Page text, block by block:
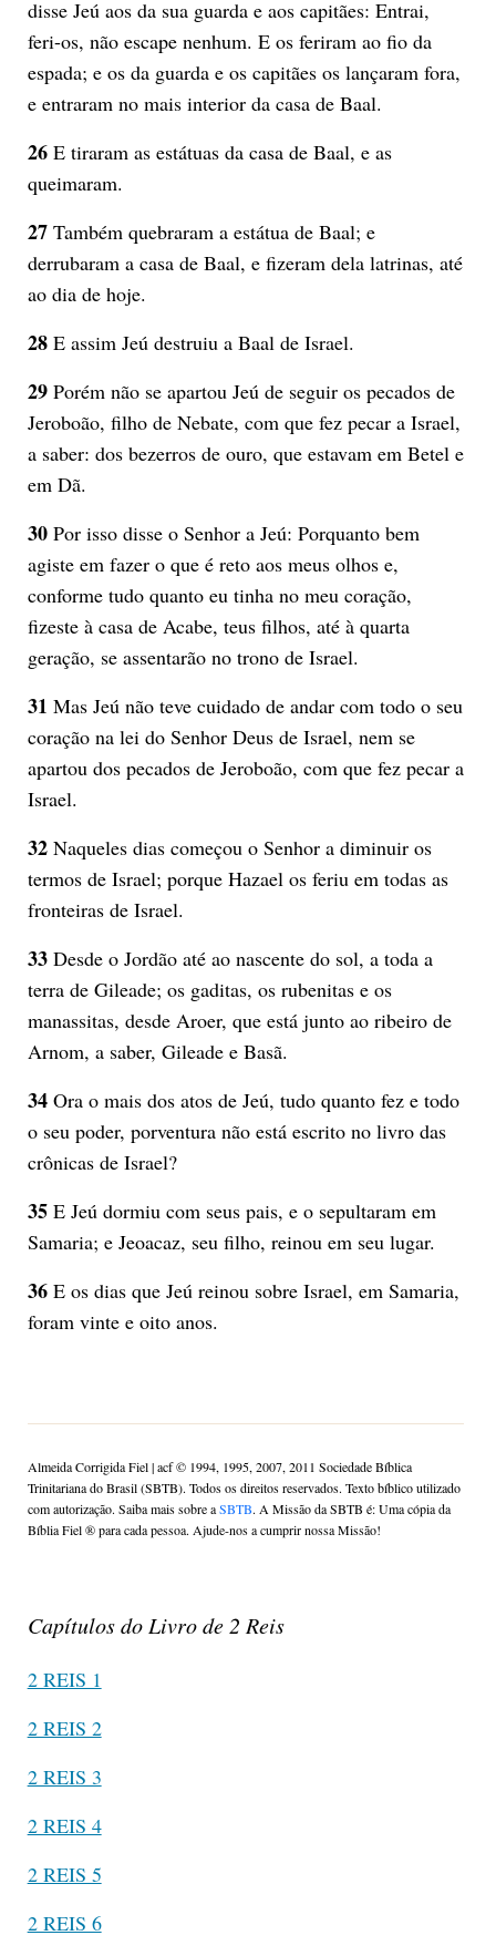
disse Jeú aos da sua guarda e aos capitães: Entrai,
feri-os, não escape nenhum. E os feriram ao fio da
espada; e os da guarda e os capitães os lançaram fora,
e entraram no mais interior da casa de Baal.
26E tiraram as estátuas da casa de Baal, e as
queimaram.
27Também quebraram a estátua de Baal; e
derrubaram a casa de Baal, e fizeram dela latrinas, até
ao dia de hoje.
28E assim Jeú destruiu a Baal de Israel.
29Porém não se apartou Jeú de seguir os pecados de
Jeroboão, filho de Nebate, com que fez pecar a Israel,
a saber: dos bezerros de ouro, que estavam em Betel e
em Dã.
30Por isso disse o Senhor a Jeú: Porquanto bem
agiste em fazer o que é reto aos meus olhos e,
conforme tudo quanto eu tinha no meu coração,
fizeste à casa de Acabe, teus filhos, até à quarta
geração, se assentarão no trono de Israel.
31 Mas Jeú não teve cuidado de andar com todo o seu
coração na lei do Senhor Deus de Israel, nem se
apartou dos pecados de Jeroboão, com que fez pecar a
Israel.
32Naqueles dias começou o Senhor a diminuir os
termos de Israel; porque Hazael os feriu em todas as
fronteiras de Israel.
33Desde o Jordão até ao nascente do sol, a toda a
terra de Gileade; os gaditas, os rubenitas e os
manassitas, desde Aroer, que está junto ao ribeiro de
Arnom, a saber, Gileade e Basã.
34Ora o mais dos atos de Jeú, tudo quanto fez e todo
o seu poder, porventura não está escrito no livro das
crônicas de Israel?
35E Jeú dormiu com seus pais, e o sepultaram em
Samaria; e Jeoacaz, seu filho, reinou em seu lugar.
36E os dias que Jeú reinou sobre Israel, em Samaria,
foram vinte e oito anos.
Almeida Corrigida Fiel | acf ©️ 1994, 1995, 2007, 2011 Sociedade Bíblica
Trinitariana do Brasil (SBTB). Todos os direitos reservados. Texto bíblico utilizado
com autorização. Saiba mais sobre aSBTB. A Missão da SBTB é: Uma cópia da
Bíblia Fiel ®️ para cada pessoa. Ajude-nos a cumprir nossa Missão!
Capítulos do Livro de 2 Reis
2 REIS 1
2 REIS 2
2 REIS 3
2 REIS 4
2 REIS 5
2 REIS 6